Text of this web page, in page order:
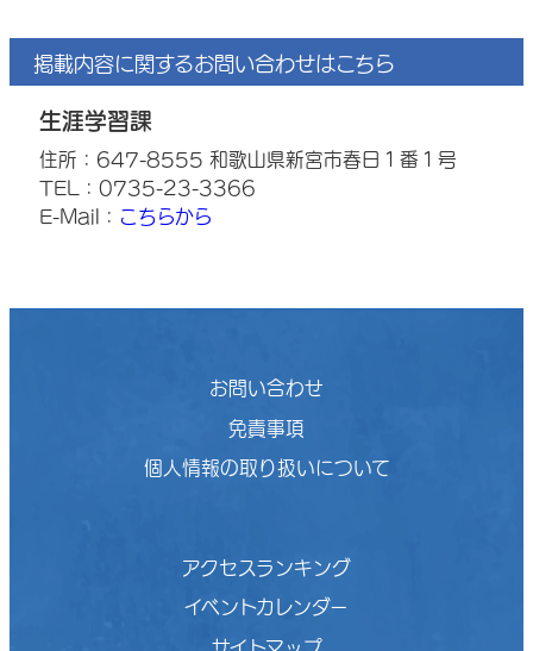
掲載内容に関するお問い合わせはこちら
生涯学習課
住所：647-8555 和歌山県新宮市春日１番１号
TEL：0735-23-3366
E-Mail： こちらから
お問い合わせ
免責事項
個人情報の取り扱いについて
アクセスランキング
イベントカレンダー